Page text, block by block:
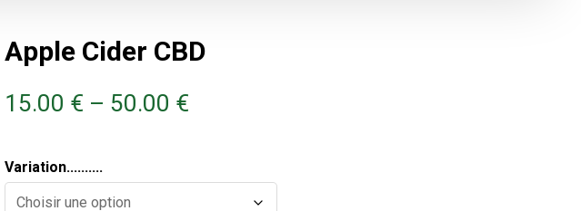
Apple Cider CBD
15.00 € – 50.00 €
Variation..........